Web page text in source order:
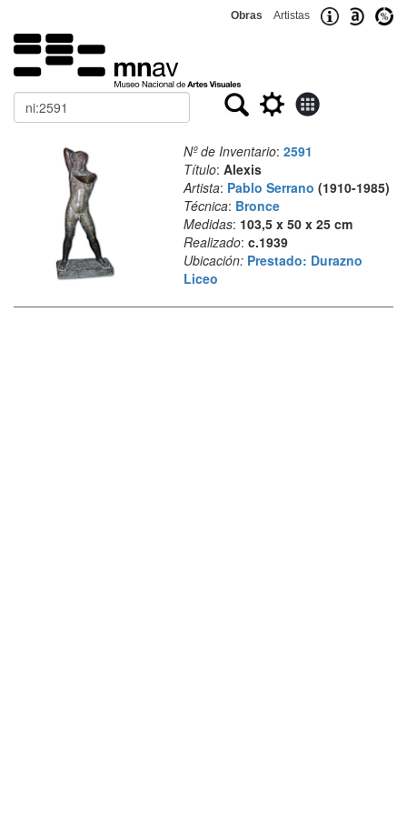
Obras Artistas
Buscar
Nº de Inventario: 2591
Título: Alexis
Artista: Pablo Serrano (1910-1985)
Técnica: Bronce
Medidas: 103,5 x 50 x 25 cm
Realizado: c.1939
Ubicación: Prestado: Durazno
Liceo